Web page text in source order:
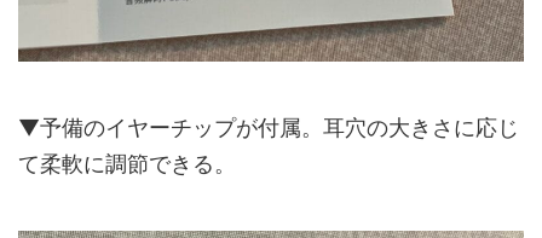
▼予備のイヤーチップが付属。耳穴の大きさに応じ
て柔軟に調節できる。